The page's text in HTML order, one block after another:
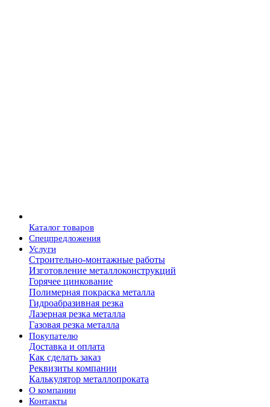
Каталог товаров
Спецпредложения
Услуги
Строительно-монтажные работы
Изготовление металлоконструкций
Горячее цинкование
Полимерная покраска металла
Гидроабразивная резка
Лазерная резка металла
Газовая резка металла
Покупателю
Доставка и оплата
Как сделать заказ
Реквизиты компании
Калькулятор металлопроката
О компании
Контакты